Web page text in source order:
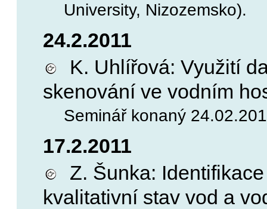
University, Nizozemsko).
24.2.2011
K. Uhlířová: Využití
skenování ve vodním
Seminář konaný
17.2.2011
Z. Šunka:
kvalitativní stav vod a